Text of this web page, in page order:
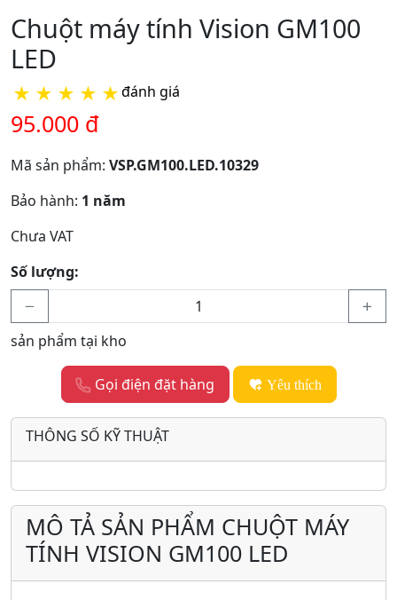
Chuột máy tính Vision GM100
LED
★ ★ ★ ★ ★đánh giá
95.000 đ
Mã sản phẩm: VSP.GM100.LED.10329
Bảo hành: 1 năm
Chưa VAT
Số lượng:
sản phẩm tại kho
Gọi điện đặt hàng Yêu thích
THÔNG SỐ KỸ THUẬT
MÔ TẢ SẢN PHẨM CHUỘT MÁY
TÍNH VISION GM100 LED